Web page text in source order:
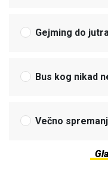
Gejming do jutra
Bus kog nikad
Večno